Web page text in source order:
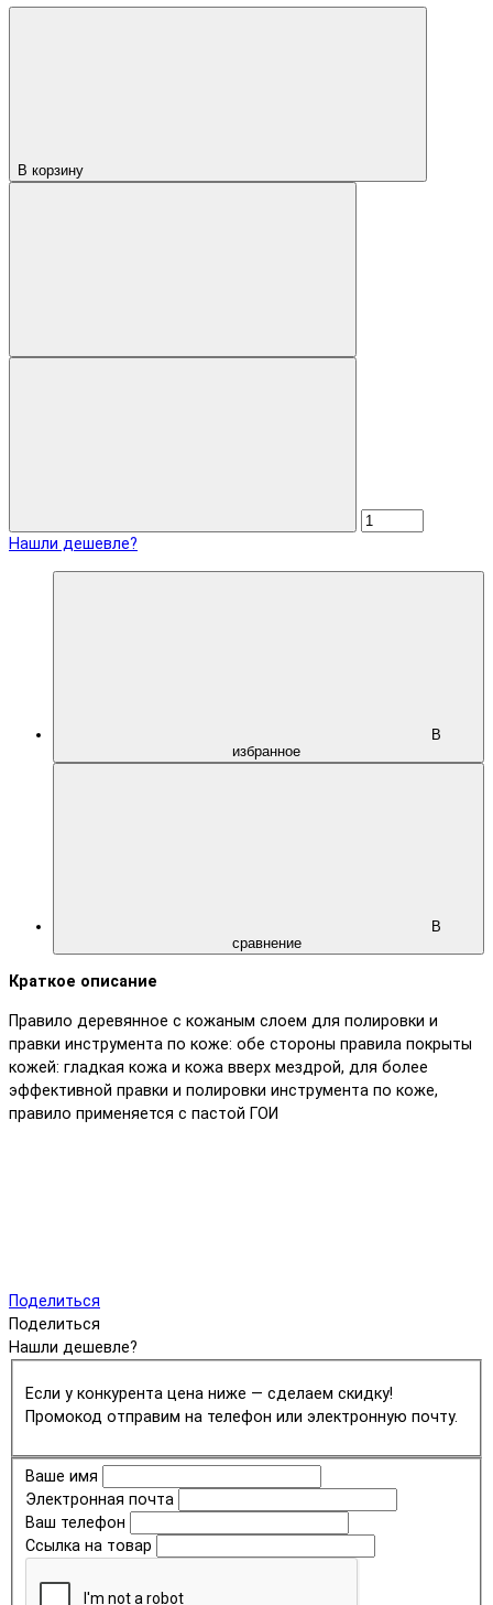
В корзину
Нашли дешевле?
В
избранное
В
сравнение
Краткое описание
Правило деревянное с кожаным слоем для полировки и
правки инструмента по коже: обе стороны правила покрыты
кожей: гладкая кожа и кожа вверх мездрой, для более
эффективной правки и полировки инструмента по коже,
правило применяется с пастой ГОИ
Поделиться
Поделиться
Нашли дешевле?
Если у конкурента цена ниже — сделаем скидку!
Промокод отправим на телефон или электронную почту.
Ваше имя
Электронная почта
Ваш телефон
Ссылка на товар